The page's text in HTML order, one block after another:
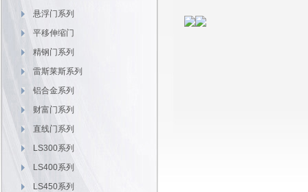
悬浮门系列
平移伸缩门
精钢门系列
雷斯莱斯系列
铝合金系列
财富门系列
直线门系列
LS300系列
LS400系列
LS450系列